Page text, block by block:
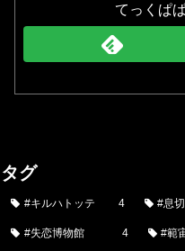
てっくぱ
タグ
#キルハトッテ 4 #息
#失恋博物館 4 #範